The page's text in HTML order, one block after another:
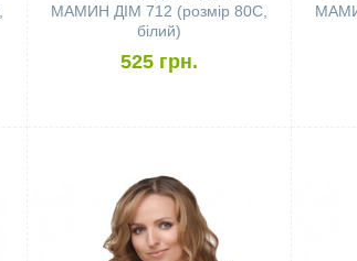
МАМИН ДІМ 712 (розмір 80C,
білий)
525 грн.